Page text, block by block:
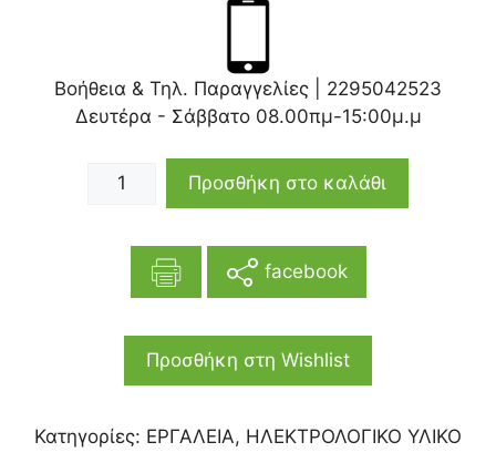
Βοήθεια & Τηλ. Παραγγελίες | 2295042523
Δευτέρα - Σάββατο 08.00πμ-15:00μ.μ
Προσθήκη στο καλάθι
facebook
Προσθήκη στη Wishlist
Κατηγορίες: ΕΡΓΑΛΕΙΑ, ΗΛΕΚΤΡΟΛΟΓΙΚΟ ΥΛΙΚΟ